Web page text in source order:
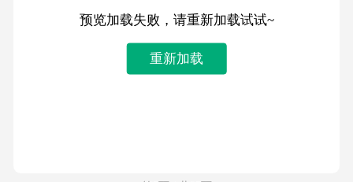
预览加载失败，请重新加载试试~
重新加载